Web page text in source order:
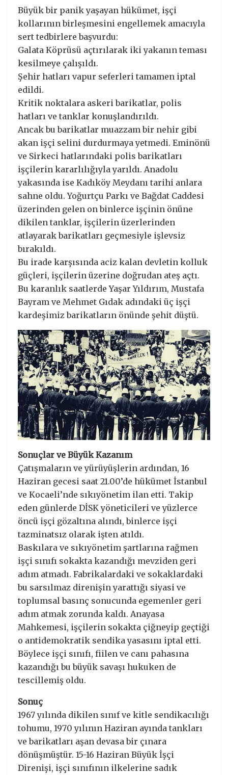
Büyük bir panik yaşayan hükümet, işçi
kollarının birleşmesini engellemek amacıyla
sert tedbirlere başvurdu:
Galata Köprüsü açtırılarak iki yakanın teması
kesilmeye çalışıldı.
Şehir hatları vapur seferleri tamamen iptal
edildi.
Kritik noktalara askeri barikatlar, polis
hatları ve tanklar konuşlandırıldı.
Ancak bu barikatlar muazzam bir nehir gibi
akan işçi selini durdurmaya yetmedi. Eminönü
ve Sirkeci hatlarındaki polis barikatları
işçilerin kararlılığıyla yarıldı. Anadolu
yakasında ise Kadıköy Meydanı tarihi anlara
sahne oldu. Yoğurtçu Parkı ve Bağdat Caddesi
üzerinden gelen on binlerce işçinin önüne
dikilen tanklar, işçilerin üzerlerinden
atlayarak barikatları geçmesiyle işlevsiz
bırakıldı.
Bu irade karşısında aciz kalan devletin kolluk
güçleri, işçilerin üzerine doğrudan ateş açtı.
Bu karanlık saatlerde Yaşar Yıldırım, Mustafa
Bayram ve Mehmet Gıdak adındaki üç işçi
kardeşimiz barikatların önünde şehit düştü.
Sonuçlar ve Büyük Kazanım
Çatışmaların ve yürüyüşlerin ardından, 16
Haziran gecesi saat 21.00’de hükümet İstanbul
ve Kocaeli’nde sıkıyönetim ilan etti. Takip
eden günlerde DİSK yöneticileri ve yüzlerce
öncü işçi gözaltına alındı, binlerce işçi
tazminatsız olarak işten atıldı.
Baskılara ve sıkıyönetim şartlarına rağmen
işçi sınıfı sokakta kazandığı mevziden geri
adım atmadı. Fabrikalardaki ve sokaklardaki
bu sarsılmaz direnişin yarattığı siyasi ve
toplumsal basınç sonucunda egemenler geri
adım atmak zorunda kaldı. Anayasa
Mahkemesi, işçilerin sokakta çiğneyip geçtiği
o antidemokratik sendika yasasını iptal etti.
Böylece işçi sınıfı, fiilen ve canı pahasına
kazandığı bu büyük savaşı hukuken de
tescillemiş oldu.
Sonuç
1967 yılında dikilen sınıf ve kitle sendikacılığı
tohumu, 1970 yılının Haziran ayında tankları
ve barikatları aşan devasa bir çınara
dönüşmüştür. 15-16 Haziran Büyük İşçi
Direnişi, işçi sınıfının ilkelerine sadık